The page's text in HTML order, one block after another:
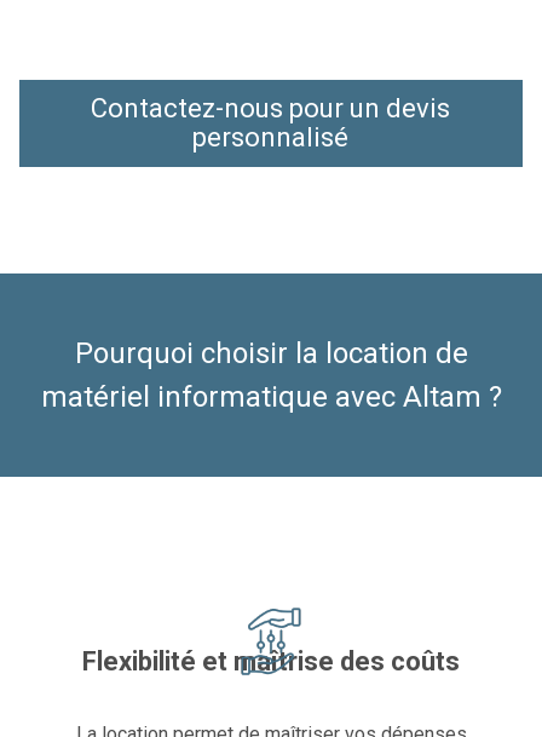
Contactez-nous pour un devis
personnalisé
Pourquoi choisir la location de
matériel informatique avec Altam ?
Flexibilité et maîtrise des coûts